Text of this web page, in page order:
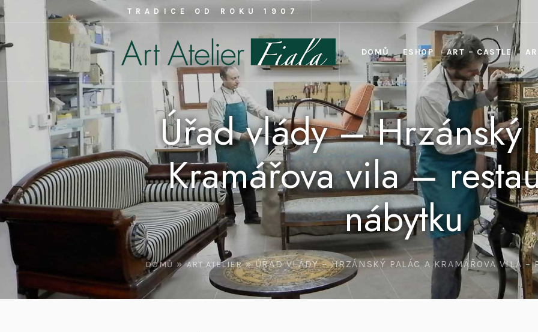
TRADICE OD ROKU 1907
DOMŮ ESHOP ART – CASTLE
Úřad vlády – Hrzánský
Kramářova vila –
nábytku
DOMŮ»ART ATELIER»ÚŘAD VLÁDY – HRZÁNSKÝ PALÁC A KRAMÁŘOVA VILA –